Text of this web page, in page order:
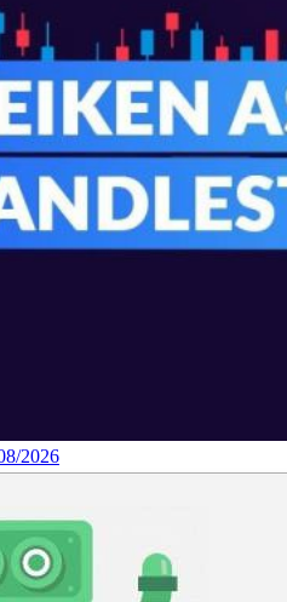
2026